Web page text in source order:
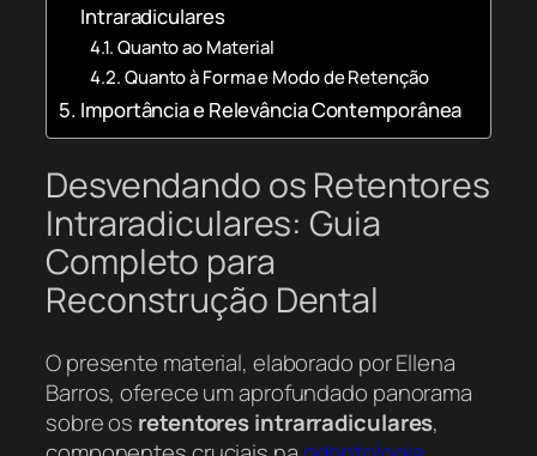
Intraradiculares
Quanto ao Material
Quanto à Forma e Modo de Retenção
Importância e Relevância Contemporânea
Desvendando os Retentores
Intraradiculares: Guia
Completo para
Reconstrução Dental
O presente material, elaborado por Ellena
Barros, oferece um aprofundado panorama
sobre os retentores intrarradiculares,